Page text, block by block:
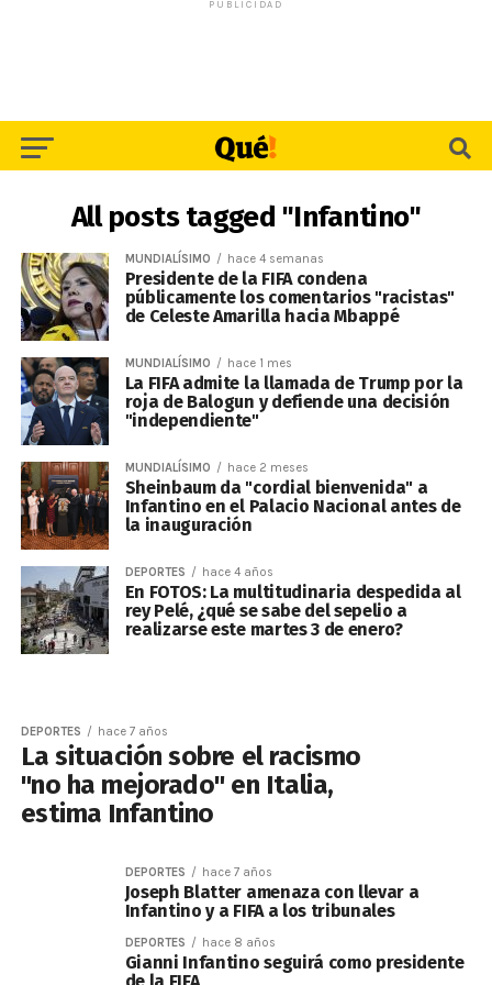
PUBLICIDAD
All posts tagged "Infantino"
MUNDIALÍSIMO hace 4 semanas
Presidente de la FIFA condena
públicamente los comentarios "racistas"
de Celeste Amarilla hacia Mbappé
MUNDIALÍSIMO hace 1 mes
La FIFA admite la llamada de Trump por la
roja de Balogun y defiende una decisión
"independiente"
MUNDIALÍSIMO hace 2 meses
Sheinbaum da "cordial bienvenida" a
Infantino en el Palacio Nacional antes de
la inauguración
DEPORTES hace 4 años
En FOTOS: La multitudinaria despedida al
rey Pelé, ¿qué se sabe del sepelio a
realizarse este martes 3 de enero?
DEPORTES hace 7 años
La situación sobre el racismo
"no ha mejorado" en Italia,
estima Infantino
DEPORTES hace 7 años
Joseph Blatter amenaza con llevar a
Infantino y a FIFA a los tribunales
DEPORTES hace 8 años
Gianni Infantino seguirá como presidente